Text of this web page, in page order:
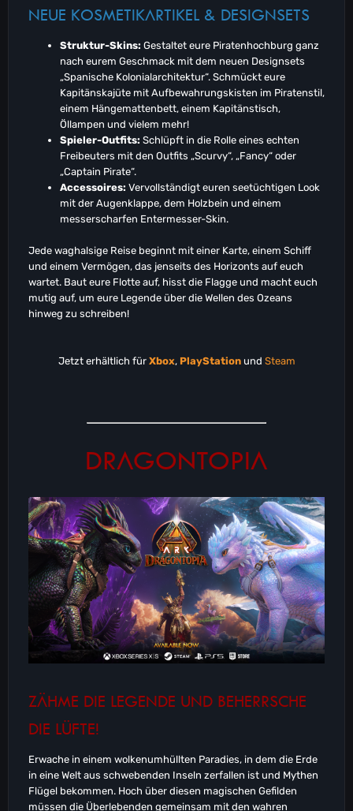
NEUE KOSMETIKARTIKEL & DESIGNSETS
Struktur-Skins: Gestaltet eure Piratenhochburg ganz
nach eurem Geschmack mit dem neuen Designsets
„Spanische Kolonialarchitektur“. Schmückt eure
Kapitänskajüte mit Aufbewahrungskisten im Piratenstil,
einem Hängemattenbett, einem Kapitänstisch,
Öllampen und vielem mehr!
Spieler-Outfits: Schlüpft in die Rolle eines echten
Freibeuters mit den Outfits „Scurvy“, „Fancy“ oder
„Captain Pirate“.
Accessoires: Vervollständigt euren seetüchtigen Look
mit der Augenklappe, dem Holzbein und einem
messerscharfen Entermesser-Skin.
Jede waghalsige Reise beginnt mit einer Karte, einem Schiff
und einem Vermögen, das jenseits des Horizonts auf euch
wartet. Baut eure Flotte auf, hisst die Flagge und macht euch
mutig auf, um eure Legende über die Wellen des Ozeans
hinweg zu schreiben!
Jetzt erhältlich für Xbox, PlayStationund Steam
DRAGONTOPIA
ZÄHME DIE LEGENDE UND BEHERRSCHE
DIE LÜFTE!
Erwache in einem wolkenumhüllten Paradies, in dem die Erde
in eine Welt aus schwebenden Inseln zerfallen ist und Mythen
Flügel bekommen. Hoch über diesen magischen Gefilden
müssen die Überlebenden gemeinsam mit den wahren